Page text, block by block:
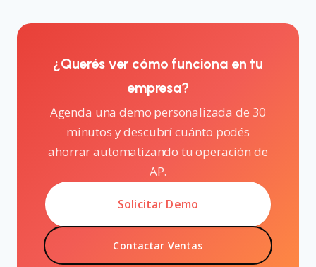
¿Querés ver cómo funciona en tu
empresa?
Agenda una demo personalizada de 30
minutos y descubrí cuánto podés
ahorrar automatizando tu operación de
AP.
Solicitar Demo
Contactar Ventas